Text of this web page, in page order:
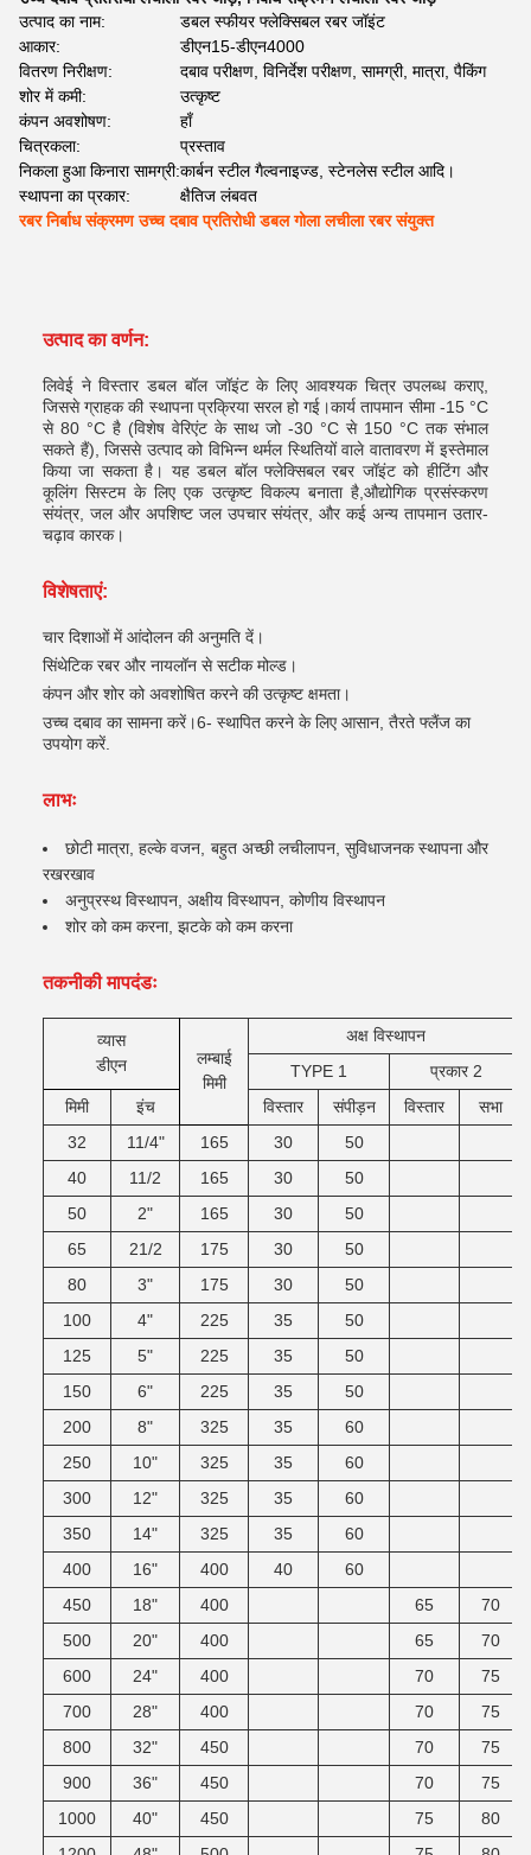
उत्पाद का नाम:
डबल स्फीयर फ्लेक्सिबल रबर जॉइंट
आकार:
डीएन15-डीएन4000
वितरण निरीक्षण:
दबाव परीक्षण, विनिर्देश परीक्षण, सामग्री, मात्रा, पैकिंग
शोर में कमी:
उत्कृष्ट
कंपन अवशोषण:
हाँ
चित्रकला:
प्रस्ताव
निकला हुआ किनारा सामग्री:कार्बन स्टील गैल्वनाइज्ड, स्टेनलेस स्टील आदि।
स्थापना का प्रकार:
क्षैतिज लंबवत
रबर निर्बाध संक्रमण उच्च दबाव प्रतिरोधी डबल गोला लचीला रबर संयुक्त
उत्पाद का वर्णन:
लिवेई ने विस्तार डबल बॉल जॉइंट के लिए आवश्यक चित्र उपलब्ध कराए,
जिससे ग्राहक की स्थापना प्रक्रिया सरल हो गई।कार्य तापमान सीमा -15 °C
से 80 °C है (विशेष वेरिएंट के साथ जो -30 °C से 150 °C तक संभाल
सकते हैं), जिससे उत्पाद को विभिन्न थर्मल स्थितियों वाले वातावरण में इस्तेमाल
किया जा सकता है। यह डबल बॉल फ्लेक्सिबल रबर जॉइंट को हीटिंग और
कूलिंग सिस्टम के लिए एक उत्कृष्ट विकल्प बनाता है,औद्योगिक प्रसंस्करण
संयंत्र, जल और अपशिष्ट जल उपचार संयंत्र, और कई अन्य तापमान उतार-
चढ़ाव कारक।
विशेषताएं:
चार दिशाओं में आंदोलन की अनुमति दें।
सिंथेटिक रबर और नायलॉन से सटीक मोल्ड।
कंपन और शोर को अवशोषित करने की उत्कृष्ट क्षमता।
उच्च दबाव का सामना करें।6- स्थापित करने के लिए आसान, तैरते फ्लैंज का
उपयोग करें.
लाभः
छोटी मात्रा, हल्के वजन, बहुत अच्छी लचीलापन, सुविधाजनक स्थापना और
रखरखाव
अनुप्रस्थ विस्थापन, अक्षीय विस्थापन, कोणीय विस्थापन
शोर को कम करना, झटके को कम करना
तकनीकी मापदंडः
व्यास
डीएन
लम्बाई
मिमी
अक्ष विस्थापन
TYPE 1
प्रकार 2
मिमी
इंच विस्तार संपीड़न विस्तार सभा
32
11/4" 165 30
50
40
11/2 165 30
50
50
2" 165 30
50
65
21/2 175 30
50
80
3" 175 30
50
100
4" 225 35
50
125
5" 225 35
50
150
6" 225 35
50
200
8" 325 35
60
250
10" 325 35
60
300
12" 325 35
60
350
14" 325 35
60
400
16" 400 40
60
450
18" 400 65
70
500
20" 400 65
70
600
24" 400 70
75
700
28" 400 70
75
800
32" 450 70
75
900
36" 450 70
75
1000
40" 450 75
80